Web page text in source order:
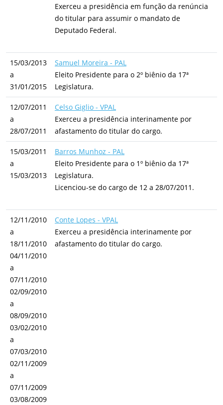
Exerceu a presidência em função da renúncia
do titular para assumir o mandato de
Deputado Federal.
15/03/2013
a
31/01/2015
Samuel Moreira - PAL
Eleito Presidente para o 2º biênio da 17ª
Legislatura.
12/07/2011
a
28/07/2011
Celso Giglio - VPAL
Exerceu a presidência interinamente por
afastamento do titular do cargo.
15/03/2011
a
15/03/2013
Barros Munhoz - PAL
Eleito Presidente para o 1º biênio da 17ª
Legislatura.
Licenciou-se do cargo de 12 a 28/07/2011.
12/11/2010
a
18/11/2010
04/11/2010
a
07/11/2010
02/09/2010
a
08/09/2010
03/02/2010
a
07/03/2010
02/11/2009
a
07/11/2009
03/08/2009
Conte Lopes - VPAL
Exerceu a presidência interinamente por
afastamento do titular do cargo.